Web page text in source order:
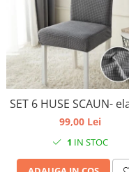
SET 6 HUSE SCAUN-
99,00 Lei
1 IN STOC